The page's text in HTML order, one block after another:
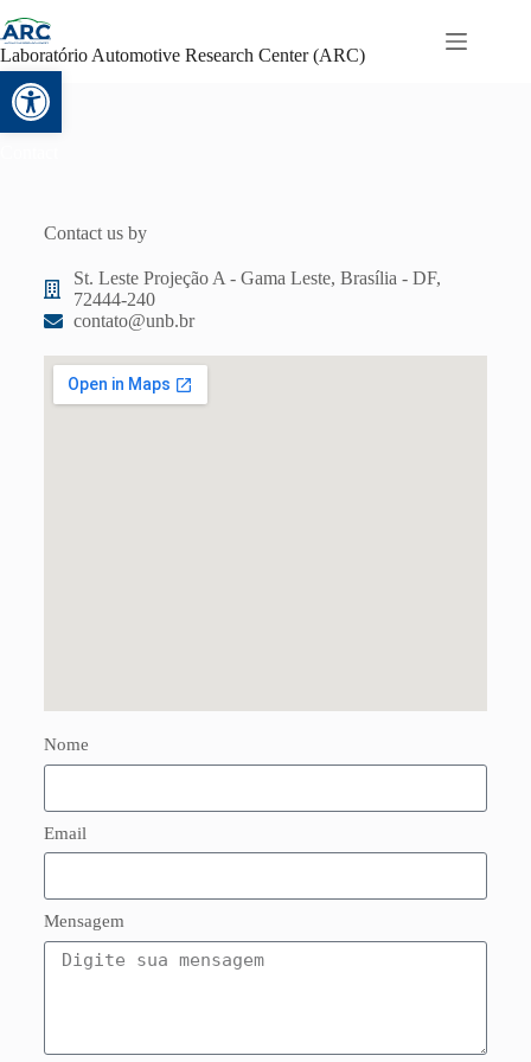
Abrir a barra de ferramentas
Laboratório Automotive Research Center (ARC)
Contact us by
St. Leste Projeção A - Gama Leste, Brasília - DF,
72444-240
contato@unb.br
Nome
Email
Mensagem